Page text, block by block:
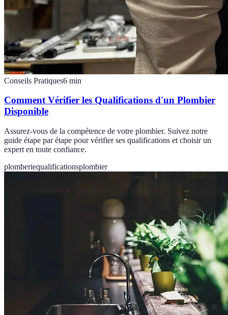
Conseils Pratiques6 min
Comment Vérifier les Qualifications d'un Plombier
Disponible
Assurez-vous de la compétence de votre plombier. Suivez notre
guide étape par étape pour vérifier ses qualifications et choisir un
expert en toute confiance.
plomberiequalificationsplombier